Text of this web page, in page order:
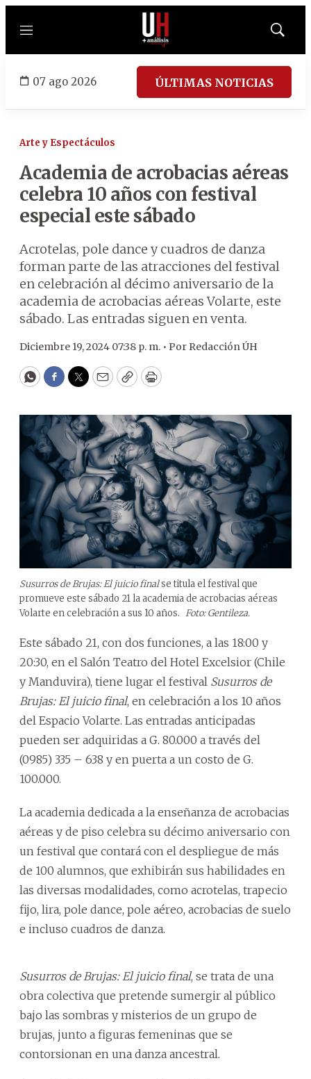
Menú
Mostrar
07 ago 2026 ÚLTIMAS NOTICIAS
Arte y Espectáculos
Academia de acrobacias aéreas
celebra 10 años con festival
especial este sábado
Acrotelas, pole dance y cuadros de danza
forman parte de las atracciones del festival
en celebración al décimo aniversario de la
academia de acrobacias aéreas Volarte, este
sábado. Las entradas siguen en venta.
Diciembre 19, 2024 07:38 p. m. • Por Redacción ÚH
WhatsApp
Facebook
Twitter
EmailCopyPrint
Susurros de Brujas: El juicio finalse titula el festival que
promueve este sábado 21 la academia de acrobacias aéreas
Volarte en celebración a sus 10 años. Foto: Gentileza.
Este sábado 21, con dos funciones, a las 18:00 y
20:30, en el Salón Teatro del Hotel Excelsior (Chile
y Manduvira), tiene lugar el festival Susurros de
Brujas: El juicio final, en celebración a los 10 años
del Espacio Volarte. Las entradas anticipadas
pueden ser adquiridas a G. 80.000 a través del
(0985) 335 – 638 y en puerta a un costo de G.
100.000.
La academia dedicada a la enseñanza de acrobacias
aéreas y de piso celebra su décimo aniversario con
un festival que contará con el despliegue de más
de 100 alumnos, que exhibirán sus habilidades en
las diversas modalidades, como acrotelas, trapecio
fijo, lira, pole dance, pole aéreo, acrobacias de suelo
e incluso cuadros de danza.
Susurros de Brujas: El juicio final, se trata de una
obra colectiva que pretende sumergir al público
bajo las sombras y misterios de un grupo de
brujas, junto a figuras femeninas que se
contorsionan en una danza ancestral.